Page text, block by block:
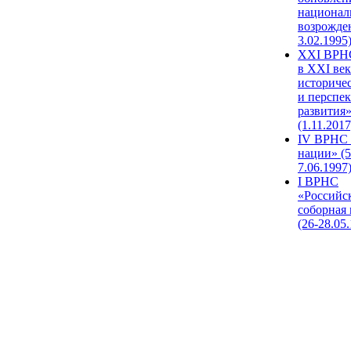
3.02.1995)
XХI
в XXI
и
развития»
IV ВРНС
нации»
7.06.1997)
I ВРНС
(26-